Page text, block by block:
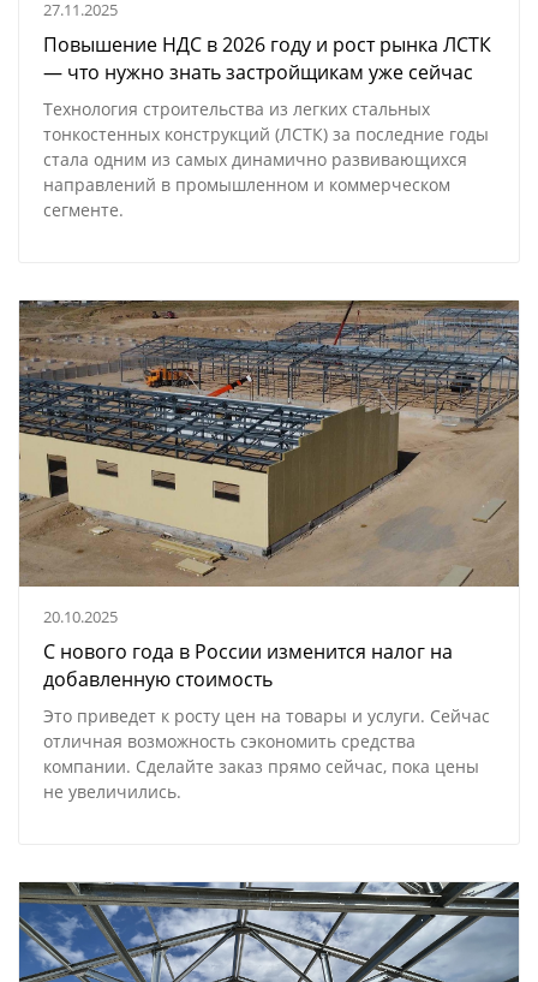
27.11.2025
Повышение НДС в 2026 году и рост рынка ЛСТК
— что нужно знать застройщикам уже сейчас
Технология строительства из легких стальных
тонкостенных конструкций (ЛСТК) за последние годы
стала одним из самых динамично развивающихся
направлений в промышленном и коммерческом
сегменте.
20.10.2025
С нового года в России изменится налог на
добавленную стоимость
Это приведет к росту цен на товары и услуги. Сейчас
отличная возможность сэкономить средства
компании. Сделайте заказ прямо сейчас, пока цены
не увеличились.